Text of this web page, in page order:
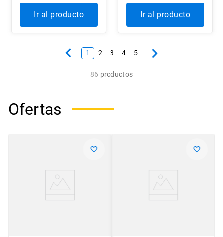
Ir al producto Ir al producto
1 2 3 4 5
86 productos
Ofertas